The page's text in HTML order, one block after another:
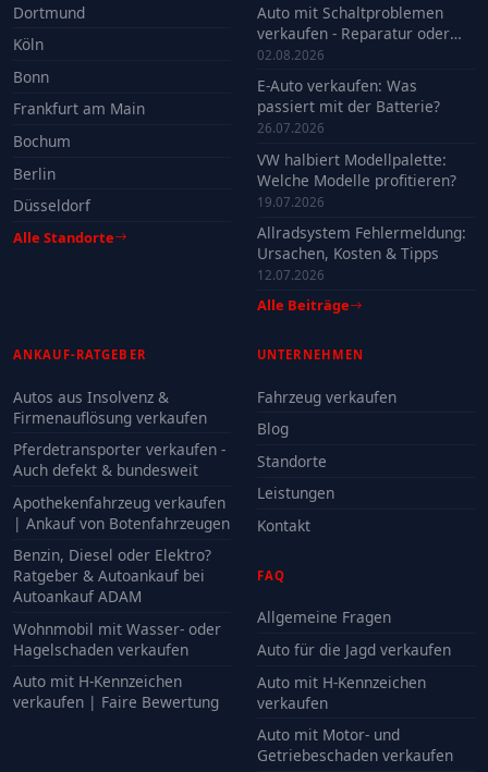
Dortmund
Köln
Bonn
Frankfurt am Main
Bochum
Berlin
Düsseldorf
Alle Standorte
Auto mit Schaltproblemen
verkaufen - Reparatur oder
Verkauf?
02.08.2026
E-Auto verkaufen: Was
passiert mit der Batterie?
26.07.2026
VW halbiert Modellpalette:
Welche Modelle profitieren?
19.07.2026
Allradsystem Fehlermeldung:
Ursachen, Kosten & Tipps
12.07.2026
Alle Beiträge
ANKAUF-RATGEBER
Autos aus Insolvenz &
Firmenauflösung verkaufen
Pferdetransporter verkaufen -
Auch defekt & bundesweit
Apothekenfahrzeug verkaufen
| Ankauf von Botenfahrzeugen
Benzin, Diesel oder Elektro?
Ratgeber & Autoankauf bei
Autoankauf ADAM
Wohnmobil mit Wasser- oder
Hagelschaden verkaufen
Auto mit H-Kennzeichen
verkaufen | Faire Bewertung
UNTERNEHMEN
Fahrzeug verkaufen
Blog
Standorte
Leistungen
Kontakt
FAQ
Allgemeine Fragen
Auto für die Jagd verkaufen
Auto mit H-Kennzeichen
verkaufen
Auto mit Motor- und
Getriebeschaden verkaufen